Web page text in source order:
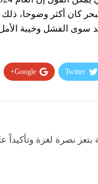
كان أكثر وضوحا، ذلك
سوى الفشل وخيبة
Twitter
Google+
نصرة لغزة وتأكيداً